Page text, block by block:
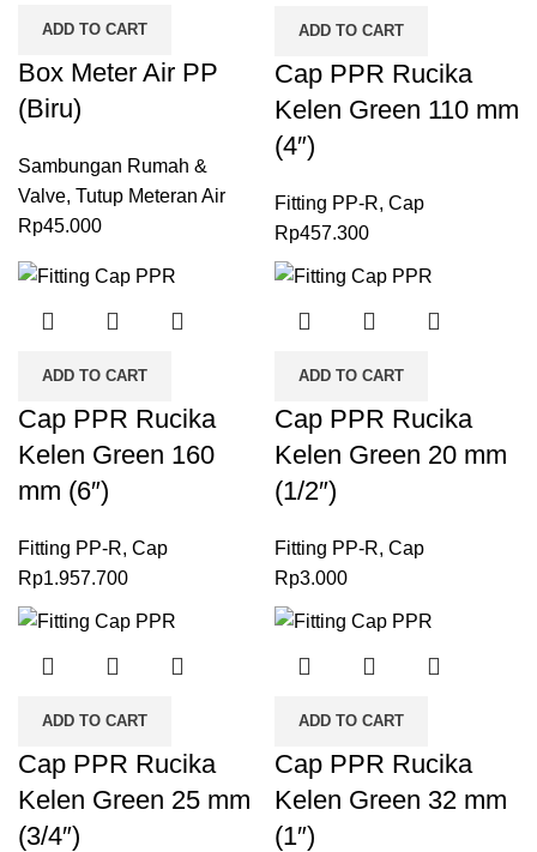
ADD TO CART
Box Meter Air PP
(Biru)
Sambungan Rumah &
Valve, Tutup Meteran Air
Rp45.000
ADD TO CART
Cap PPR Rucika
Kelen Green 110 mm
(4″)
Fitting PP-R, Cap
Rp457.300
ADD TO CART
Cap PPR Rucika
Kelen Green 160
mm (6″)
Fitting PP-R, Cap
Rp1.957.700
ADD TO CART
Cap PPR Rucika
Kelen Green 20 mm
(1/2″)
Fitting PP-R, Cap
Rp3.000
ADD TO CART
Cap PPR Rucika
Kelen Green 25 mm
(3/4″)
ADD TO CART
Cap PPR Rucika
Kelen Green 32 mm
(1″)